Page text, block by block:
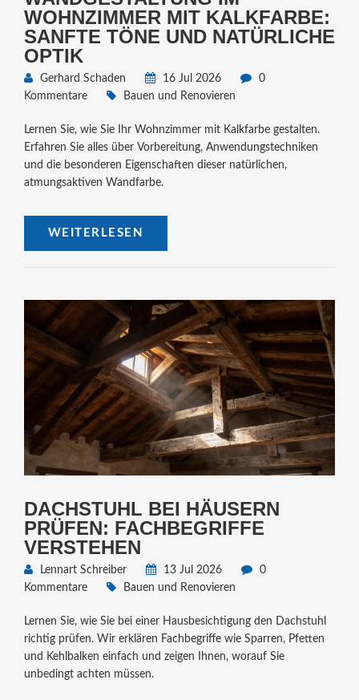
WOHNZIMMER MIT KALKFARBE:
SANFTE TÖNE UND NATÜRLICHE
OPTIK
Gerhard Schaden 16 Jul 2026
0
Kommentare
Bauen und Renovieren
Lernen Sie, wie Sie Ihr Wohnzimmer mit Kalkfarbe gestalten.
Erfahren Sie alles über Vorbereitung, Anwendungstechniken
und die besonderen Eigenschaften dieser natürlichen,
atmungsaktiven Wandfarbe.
WEITERLESEN
DACHSTUHL BEI HÄUSERN
PRÜFEN: FACHBEGRIFFE
VERSTEHEN
Lennart Schreiber 13 Jul 2026
0
Kommentare
Bauen und Renovieren
Lernen Sie, wie Sie bei einer Hausbesichtigung den Dachstuhl
richtig prüfen. Wir erklären Fachbegriffe wie Sparren, Pfetten
und Kehlbalken einfach und zeigen Ihnen, worauf Sie
unbedingt achten müssen.